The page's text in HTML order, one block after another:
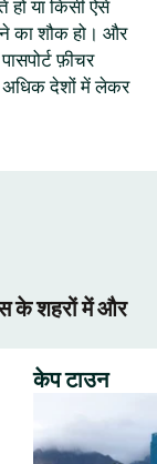
या किसी ऐसे
का शौक हो। और
फ़ीचर
देशों में लेकर
शहरों में और
केप टाउन